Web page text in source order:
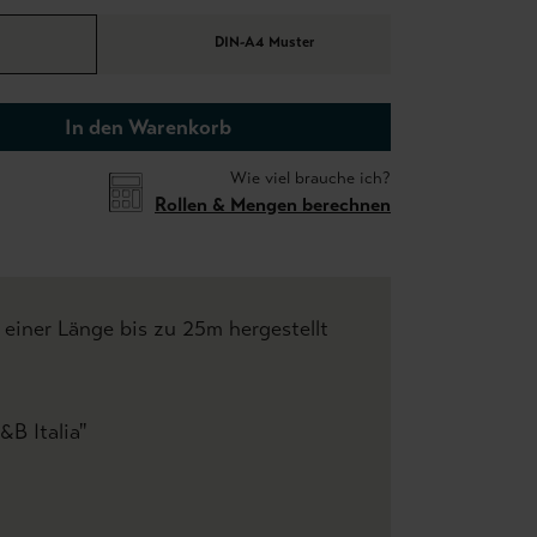
DIN-A4 Muster
In den Warenkorb
Wie viel brauche ich?
Rollen & Mengen berechnen
Länge bis zu 25m hergestellt
Italia"